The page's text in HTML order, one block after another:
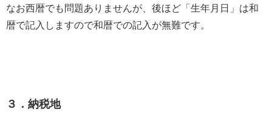
なお西暦でも問題ありませんが、後ほど「生年月日」は和
暦で記入しますので和暦での記入が無難です。
３．納税地